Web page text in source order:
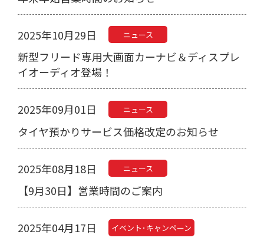
2025年10月29日 ニュース
新型フリード専用大画面カーナビ＆ディスプレ
イオーディオ登場！
2025年09月01日 ニュース
タイヤ預かりサービス価格改定のお知らせ
2025年08月18日 ニュース
【9月30日】営業時間のご案内
2025年04月17日 イベント･キャンペーン